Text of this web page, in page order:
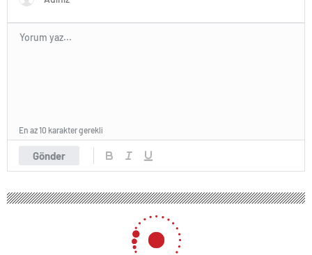
Gönder
En az 10 karakter gerekli